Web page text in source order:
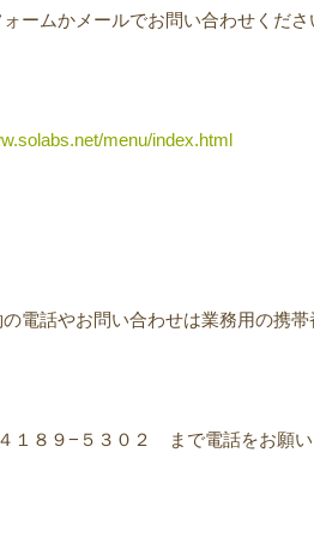
ームかメールでお問い合わせくださ
menu/index.html
電話やお問い合わせは業務用の携帯
１８９−５３０２ まで電話をお願い